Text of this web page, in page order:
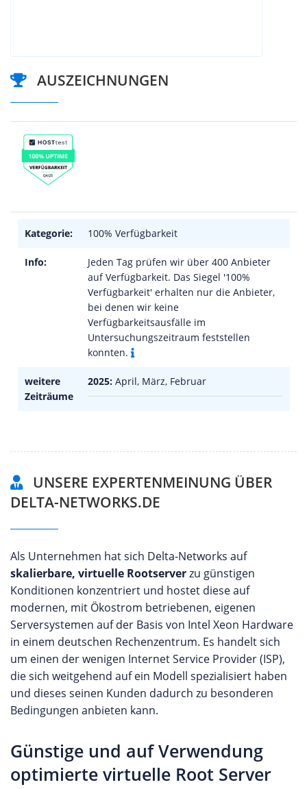
AUSZEICHNUNGEN
Kategorie: 100% Verfügbarkeit
Info:
Jeden Tag prüfen wir über 400 Anbieter
auf Verfügbarkeit. Das Siegel '100%
Verfügbarkeit' erhalten nur die Anbieter,
bei denen wir keine
Verfügbarkeitsausfälle im
Untersuchungszeitraum feststellen
konnten.
weitere
Zeiträume
2025: April, März, Februar
UNSERE EXPERTENMEINUNG ÜBER
DELTA-NETWORKS.DE
Als Unternehmen hat sich Delta-Networks auf
skalierbare, virtuelle Rootserverzu günstigen
Konditionen konzentriert und hostet diese auf
modernen, mit Ökostrom betriebenen, eigenen
Serversystemen auf der Basis von Intel Xeon Hardware
in einem deutschen Rechenzentrum. Es handelt sich
um einen der wenigen Internet Service Provider (ISP),
die sich weitgehend auf ein Modell spezialisiert haben
und dieses seinen Kunden dadurch zu besonderen
Bedingungen anbieten kann.
Günstige und auf Verwendung
optimierte virtuelle Root Server